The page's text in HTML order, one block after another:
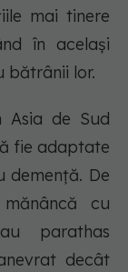
mai tinere
în același
bătrânii lor.
Asia de Sud
fie adaptate
demență. De
cu
parathas
decât